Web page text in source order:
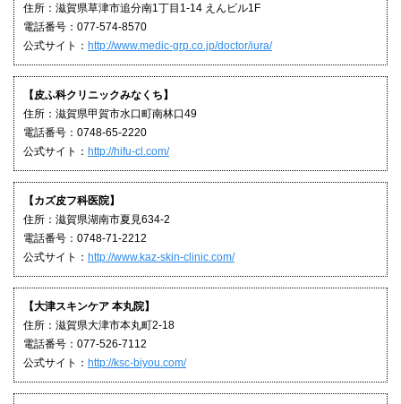
住所：滋賀県草津市追分南1丁目1-14 えんビル1F
電話番号：077-574-8570
公式サイト： http://www.medic-grp.co.jp/doctor/iura/
【皮ふ科クリニックみなくち】
住所：滋賀県甲賀市水口町南林口49
電話番号：0748-65-2220
公式サイト： http://hifu-cl.com/
【カズ皮フ科医院】
住所：滋賀県湖南市夏見634-2
電話番号：0748-71-2212
公式サイト： http://www.kaz-skin-clinic.com/
【大津スキンケア 本丸院】
住所：滋賀県大津市本丸町2-18
電話番号：077-526-7112
公式サイト： http://ksc-biyou.com/